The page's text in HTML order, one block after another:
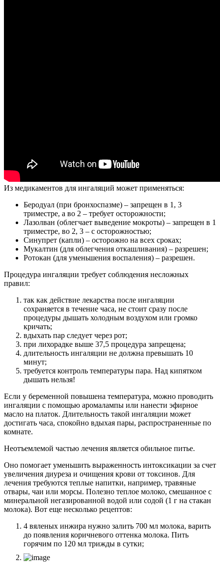
Из медикаментов для ингаляций может применяться:
Беродуал (при бронхоспазме) – запрещен в 1, 3
триместре, а во 2 – требует осторожности;
Лазолван (облегчает выведение мокроты) – запрещен в 1
триместре, во 2, 3 – с осторожностью;
Синупрет (капли) – осторожно на всех сроках;
Мукалтин (для облегчения откашливания) – разрешен;
Ротокан (для уменьшения воспаления) – разрешен.
Процедура ингаляции требует соблюдения несложных
правил:
так как действие лекарства после ингаляции
сохраняется в течение часа, не стоит сразу после
процедуры дышать холодным воздухом или громко
кричать;
вдыхать пар следует через рот;
при лихорадке выше 37,5 процедура запрещена;
длительность ингаляции не должна превышать 10
минут;
требуется контроль температуры пара. Над кипятком
дышать нельзя!
Если у беременной повышена температура, можно проводить
ингаляции с помощью аромалампы или нанести эфирное
масло на платок. Длительность такой ингаляции может
достигать часа, спокойно вдыхая пары, распространенные по
комнате.
Неотъемлемой частью лечения является обильное питье.
Оно помогает уменьшить выраженность интоксикации за счет
увеличения диуреза и очищения крови от токсинов. Для
лечения требуются теплые напитки, например, травяные
отвары, чаи или морсы. Полезно теплое молоко, смешанное с
минеральной негазированной водой или содой (1 г на стакан
молока). Вот еще несколько рецептов:
4 вяленых инжира нужно залить 700 мл молока, варить
до появления коричневого оттенка молока. Пить
горячим по 120 мл трижды в сутки;